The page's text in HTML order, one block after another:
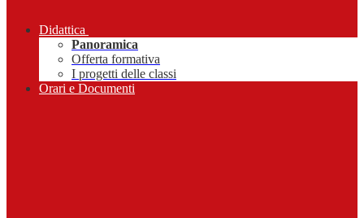
Didattica
Panoramica
Offerta formativa
I progetti delle classi
Orari e Documenti